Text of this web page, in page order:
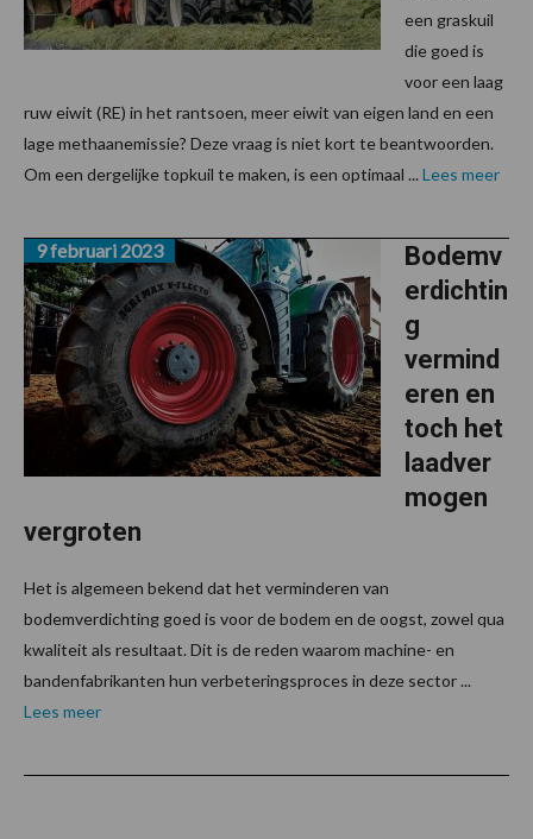
een graskuil
die goed is
voor een laag
ruw eiwit (RE) in het rantsoen, meer eiwit van eigen land en een
lage methaanemissie? Deze vraag is niet kort te beantwoorden.
Om een dergelijke topkuil te maken, is een optimaal ... Lees meer
Bodemv
erdichtin
g
vermind
eren en
toch het
laadver
mogen
vergroten
9 februari 2023
Het is algemeen bekend dat het verminderen van
bodemverdichting goed is voor de bodem en de oogst, zowel qua
kwaliteit als resultaat. Dit is de reden waarom machine- en
bandenfabrikanten hun verbeteringsproces in deze sector ...
Lees meer